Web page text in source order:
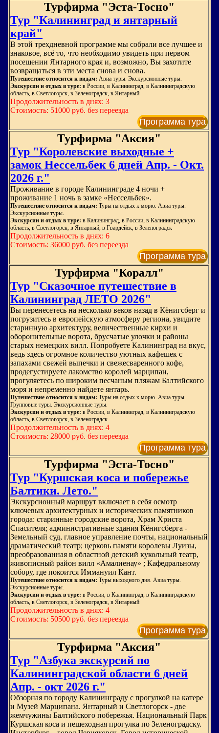
Турфирма "Эста-Тосно"
Тур "Калининград и янтарный
край"
В этой трехдневной программе мы собрали все лучшее и
знаковое, всё то, что необходимо увидеть при первом
посещении Янтарного края и, возможно, Вы захотите
возвращаться в эти места снова и снова.
Путешествие относится к видам: Авиа туры. Экскурсионные туры.
Экскурсии и отдых в туре: в России, в Калининград, в Калининградскую
область, в Светлогорск, в Зеленоградск, в Янтарный
Продолжительность в днях: 3
Стоимость: 51000 руб. без переезда
Программа тура
Турфирма "Аксия"
Тур "Королевские выходные +
замок Нессельбек 6 дней Апр. - Окт.
2026 г."
Проживание в городе Калининграде 4 ночи +
проживание 1 ночь в замке «Нессельбек».
Путешествие относится к видам: Туры на отдых к морю. Авиа туры.
Экскурсионные туры.
Экскурсии и отдых в туре: в Калининград, в России, в Калининградскую
область, в Светлогорск, в Янтарный, в Гвардейск, в Зеленоградск
Продолжительность в днях: 6
Стоимость: 36000 руб. без переезда
Программа тура
Турфирма "Коралл"
Тур "Сказочное путешествие в
Калининград ЛЕТО 2026"
Вы перенесетесь на несколько веков назад в Кёнигсберг и
погрузитесь в европейскую атмосферу региона, увидите
старинную архитектуру, величественные кирхи и
оборонительные ворота, брусчатые улочки и районы
старых немецких вилл. Попробуете Калининград на вкус,
ведь здесь огромное количество уютных кафешек с
запахами свежей выпечки и свежесваренного кофе,
продегустируете лакомство королей марципан,
прогуляетесь по широким песчаным пляжам Балтийского
моря и непременно найдете янтарь.
Путешествие относится к видам: Туры на отдых к морю. Авиа туры.
Групповые туры. Экскурсионные туры.
Экскурсии и отдых в туре: в России, в Калининград, в Калининградскую
область, в Светлогорск, в Зеленоградск
Продолжительность в днях: 4
Стоимость: 28000 руб. без переезда
Программа тура
Турфирма "Эста-Тосно"
Тур "Куршская коса и побережье
Балтики. Лето."
Экскурсионный маршрут включает в себя осмотр
ключевых архитектурных и исторических памятников
города: старинные городские ворота, Храм Христа
Спасителя; административные здания Кёнигсберга -
Земельный суд, главное управление почты, национальный
драматический театр; церковь памяти королевы Луизы,
преобразованная в областной детский кукольный театр,
живописный район вилл «Амалиенау» ; Кафедральному
собору, где покоится Иммануил Кант.
Путешествие относится к видам: Туры выходного дня. Авиа туры.
Экскурсионные туры.
Экскурсии и отдых в туре: в России, в Калининград, в Калининградскую
область, в Светлогорск, в Зеленоградск, в Янтарный
Продолжительность в днях: 4
Стоимость: 50500 руб. без переезда
Программа тура
Турфирма "Аксия"
Тур "Азбука экскурсий по
Калининградской области 6 дней
Апр. - окт 2026 г."
Обзорная по городу Калининграду с прогулкой на катере
и Музей Марципана. Янтарный и Светлогорск - две
жемчужины Балтийского побережья. Национальный Парк
Куршская коса и пешеходная прогулка по Зеленоградску.